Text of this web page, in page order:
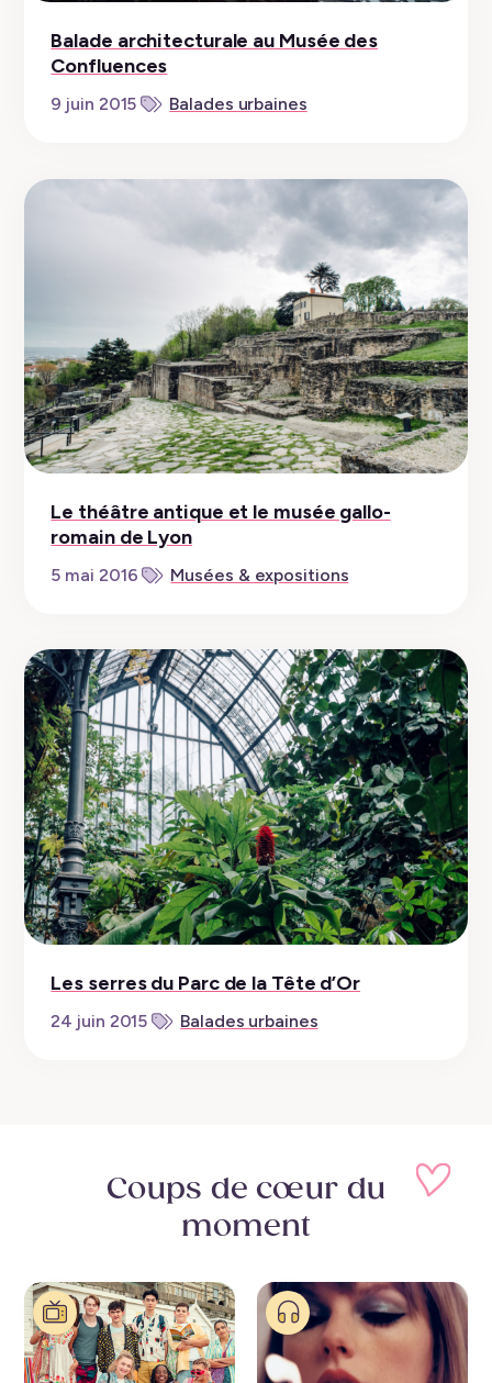
Balade architecturale au Musée des
Confluences
9 juin 2015 Balades urbaines
Le théâtre antique et le musée gallo-
romain de Lyon
5 mai 2016 Musées & expositions
Les serres du Parc de la Tête d’Or
24 juin 2015 Balades urbaines
Coups de cœur du
moment